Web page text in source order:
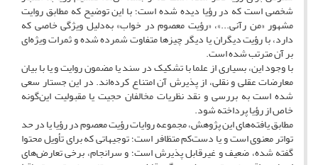
شخصی است که در رؤیا دیده شده است؛ با این توضیح که مطابق روایت
مشهور «من رآنی...»، «رؤیت معصوم در خواب» به‌دلیل ویژگی خاصی که
دارد، با رؤیت دیگران یا دیگر چیزها متفاوت شمرده شده و ثمرات ویژه‌ای
بر آن مترتب شده است.
با وجود این، بسیاری از علما با تشکیک در سند یا مضمون روایت و یا با بیان
معارضات عقلی و نقلی، از پذیرش آن امتناع کرده‌اند. در این جستار سعی
شده است به بررسی و نقد نظریات مخالفان حجیت یا مقبولیت این‌گونه
خاص از رؤیا پرداخته شود.
مطابق یافته‌های این پژوهش، مجموعه روایات رؤیت معصوم در رؤیا یا در حد
تواتر معنوی است و یا دست‌کم متظافر است؛ توجیهاتی که برای تأویل محتوا
گفته شده، ضعیف و غیرقابل پذیرش است؛ و سرانجام، برخی تعارض‌های